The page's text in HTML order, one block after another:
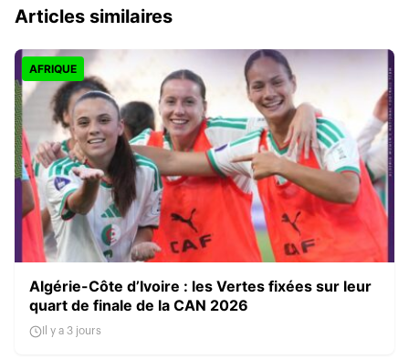
Articles similaires
AFRIQUE
Algérie-Côte d’Ivoire : les Vertes fixées sur leur
quart de finale de la CAN 2026
Il y a 3 jours